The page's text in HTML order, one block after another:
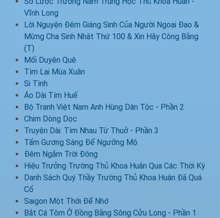
Vĩnh Long
Lời Nguyện Đêm Giáng Sinh Của Người Ngoại Đạo &
Mừng Cha Sinh Nhật Thứ 100 & Xin Hãy Công Bằng
(T)
Mối Duyên Quê
Tìm Lại Mùa Xuân
Si Tình
Áo Dài Tím Huế
Bộ Tranh Việt Nam Anh Hùng Dân Tộc - Phần 2
Chim Dòng Dọc
Truyện Dài: Tìm Nhau Từ Thuở - Phần 3
Tấm Gương Sáng Để Ngưỡng Mộ
Đêm Ngắm Trời Đông
Hiệu Trưởng Trường Thủ Khoa Huân Qua Các Thời Kỳ
Danh Sách Quý Thầy Trường Thủ Khoa Huân Đã Quá
Cố
Saigon Một Thời Để Nhớ
Bắt Cá Tôm Ở Đồng Bằng Sông Cửu Long - Phần 1